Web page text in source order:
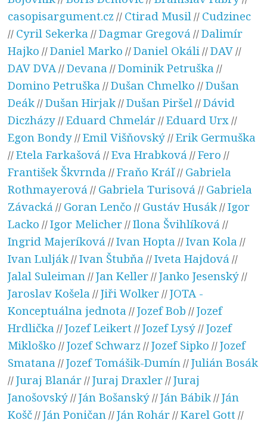
casopisargument.cz // Ctirad Musil // Cudzinec
// Cyril Sekerka //Dagmar Gregová //Dalimír
Hajko //Daniel Marko //Daniel Okáli //DAV//
DAV DVA//Devana //Dominik Petruška //
Domino Petruška //Dušan Chmelko //Dušan
Deák//Dušan Hirjak//Dušan Piršel //Dávid
Diczházy//Eduard Chmelár//Eduard Urx //
Egon Bondy//Emil Višňovský//Erik Germuška
//Etela Farkašová //Eva Hrabková //Fero //
František Škvrnda //Fraňo Kráľ// Gabriela
Rothmayerová // Gabriela Turisová // Gabriela
Závacká // Goran Lenčo // Gustáv Husák//Igor
Lacko //Igor Melicher//Ilona Švihlíková //
Ingrid Majeríková //Ivan Hopta //Ivan Kola //
Ivan Lulják//Ivan Štubňa //Iveta Hajdová //
Jalal Suleiman //Jan Keller//Janko Jesenský//
Jaroslav Košela //Jiři Wolker//JOTA -
Konceptuálna jednota //Jozef Bob //Jozef
Hrdlička //Jozef Leikert //Jozef Lysý//Jozef
Mikloško //Jozef Schwarz //Jozef Sipko //Jozef
Smatana //Jozef Tomášik-Dumín //Julián Bosák
//Juraj Blanár//Juraj Draxler//Juraj
Janošovský//Ján Bošanský//Ján Bábik//Ján
Košč//Ján Poničan //Ján Rohár//Karel Gott //